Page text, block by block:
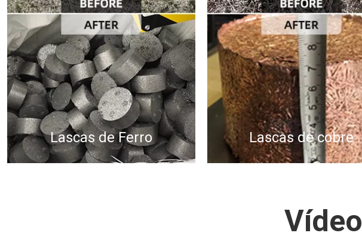
Lascas de Ferro
Lascas de cobre
Lascas de cobre
Vídeo